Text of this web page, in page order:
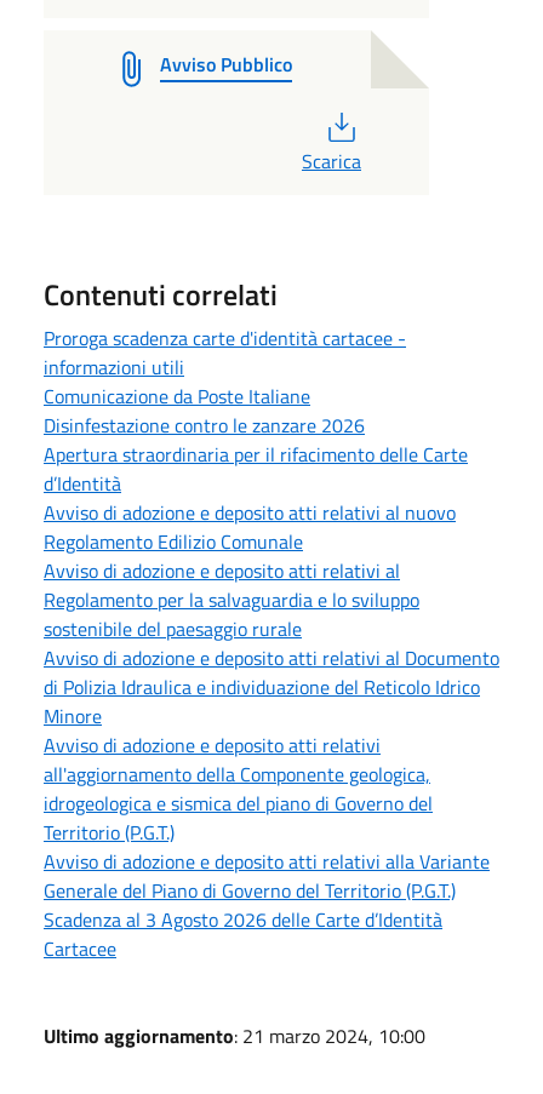
Avviso Pubblico
Scarica
Contenuti correlati
Proroga scadenza carte d'identità cartacee -
informazioni utili
Comunicazione da Poste Italiane
Disinfestazione contro le zanzare 2026
Apertura straordinaria per il rifacimento delle Carte
d’Identità
Avviso di adozione e deposito atti relativi al nuovo
Regolamento Edilizio Comunale
Avviso di adozione e deposito atti relativi al
Regolamento per la salvaguardia e lo sviluppo
sostenibile del paesaggio rurale
Avviso di adozione e deposito atti relativi al Documento
di Polizia Idraulica e individuazione del Reticolo Idrico
Minore
Avviso di adozione e deposito atti relativi
all'aggiornamento della Componente geologica,
idrogeologica e sismica del piano di Governo del
Territorio (P.G.T.)
Avviso di adozione e deposito atti relativi alla Variante
Generale del Piano di Governo del Territorio (P.G.T.)
Scadenza al 3 Agosto 2026 delle Carte d’Identità
Cartacee
Ultimo aggiornamento: 21 marzo 2024, 10:00